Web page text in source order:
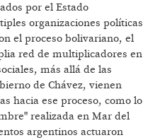
por el Estado
organizaciones políticas
el proceso bolivariano, el
red de multiplicadores en
más allá de las
de Chávez, vienen
hacia ese proceso, como lo
realizada en Mar del
argentinos actuaron